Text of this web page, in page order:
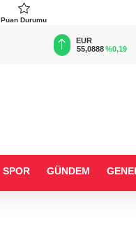
Puan Durumu
EUR
55,0888%0,19
SPOR GÜNDEM